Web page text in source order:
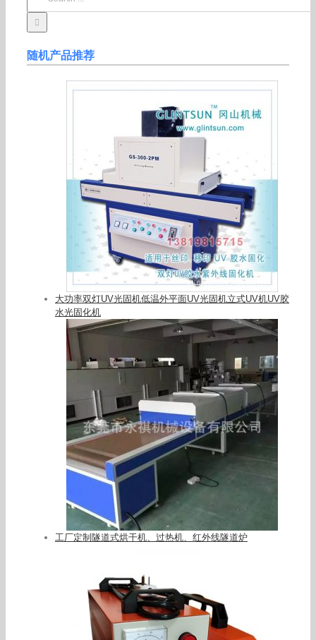
随机产品推荐
大功率双灯UV光固机低温外平面UV光固机立式UV机UV胶
水光固化机
工厂定制隧道式烘干机、过热机、红外线隧道炉